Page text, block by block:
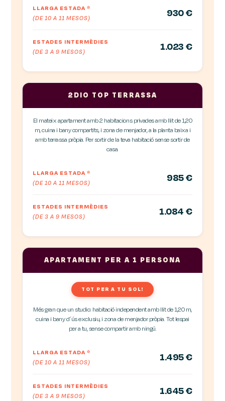
LLARGA ESTADA*
(DE 10 A 11 MESOS)
930 €
ESTADES INTERMÈDIES
(DE 3 A 9 MESOS)
1.023 €
2DIO TOP TERRASSA
El mateix apartament amb 2 habitacions privades amb llit de 1,20
m, cuina i bany compartits, i zona de menjador, a la planta baixa i
amb terrassa pròpia. Per sortir de la teva habitació sense sortir de
casa.
LLARGA ESTADA*
(DE 10 A 11 MESOS)
985 €
ESTADES INTERMÈDIES
(DE 3 A 9 MESOS)
1.084 €
APARTAMENT PER A 1 PERSONA
TOT PER A TU SOL!
Més gran que un studio: habitació independent amb llit de 1,20 m,
cuina i bany d´ús exclusiu, i zona de menjador pròpia. Tot lespai
per a tu, sense compartir amb ningú.
LLARGA ESTADA*
(DE 10 A 11 MESOS)
1.495 €
ESTADES INTERMÈDIES
(DE 3 A 9 MESOS)
1.645 €